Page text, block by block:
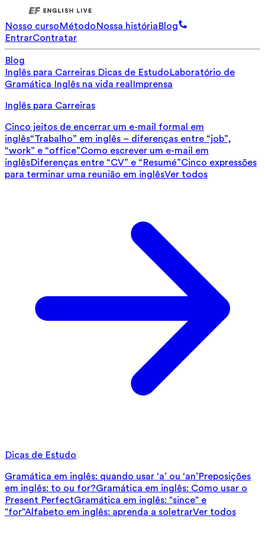
Nosso cursoMétodoNossa históriaBlog
EntrarContratar
Blog
Inglês para Carreiras Dicas de EstudoLaboratório de
Gramática Inglês na vida real Imprensa
Inglês para Carreiras
Cinco jeitos de encerrar um e-mail formal em
inglês“Trabalho” em inglês – diferenças entre “job”,
“work” e “office”Como escrever um e-mail em
inglêsDiferenças entre “CV” e “Resumé”Cinco expressões
para terminar uma reunião em inglêsVer todos
Dicas de Estudo
Gramática em inglês: quando usar ‘a’ ou ‘an’Preposições
em inglês: to ou for?Gramática em inglês: Como usar o
Present PerfectGramática em inglês: "since" e
"for"Alfabeto em inglês: aprenda a soletrarVer todos